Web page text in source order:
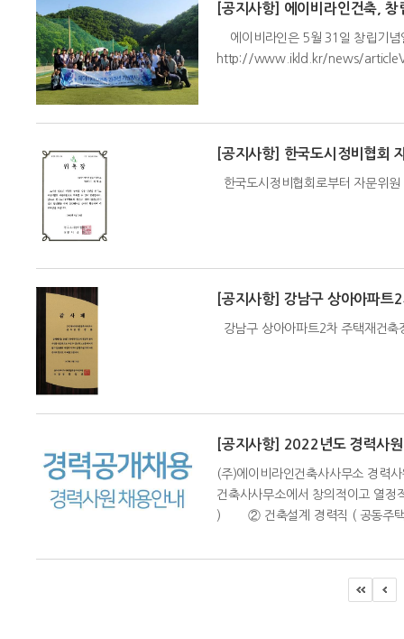
[공지사항] 에이비라인건축,
에이비라인은 5월 31일 창립기념
http://www.ikld.kr/news/
[공지사항] 한국도시정비협회
한국도시정비협회로부터 자문위
[공지사항] 강남구 상아아파트
강남구 상아아파트2차 주택재건
[공지사항] 2022년도 경력사
(주)에이비라인건축사사무소 경력
건축사사무소에서 창의적이고 열
) ② 건축설계 경력직 ( 공동주